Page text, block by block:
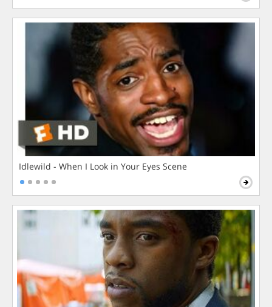
Idlewild - When I Look in Your Eyes Scene